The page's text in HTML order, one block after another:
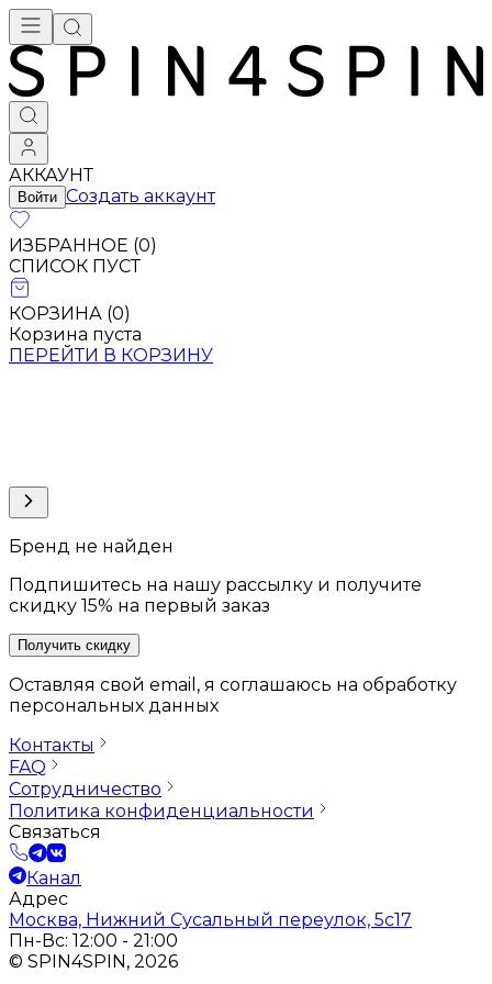
АККАУНТ
Войти Создать аккаунт
ИЗБРАННОЕ (0)
СПИСОК ПУСТ
КОРЗИНА (0)
Корзина пуста
ПЕРЕЙТИ В КОРЗИНУ
Бренд не найден
Подпишитесь на нашу рассылку и получите
скидку 15% на первый заказ
Получить скидку
Оставляя свой email, я соглашаюсь на обработку
персональных данных
Контакты
FAQ
Сотрудничество
Политика конфиденциальности
Связаться
Канал
Адрес
Москва, Нижний Сусальный переулок, 5с17
Пн-Вс: 12:00 - 21:00
© SPIN4SPIN, 2026
Брендовая одежда - купить в Москве